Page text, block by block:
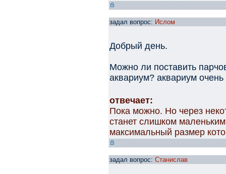
задал вопрос: Ислом
Добрый день.
Можно ли поставить
аквариум? аквариум очень
отвечает:
Пока можно. Но через
станет слишком
максимальный размер
задал вопрос: Станислав